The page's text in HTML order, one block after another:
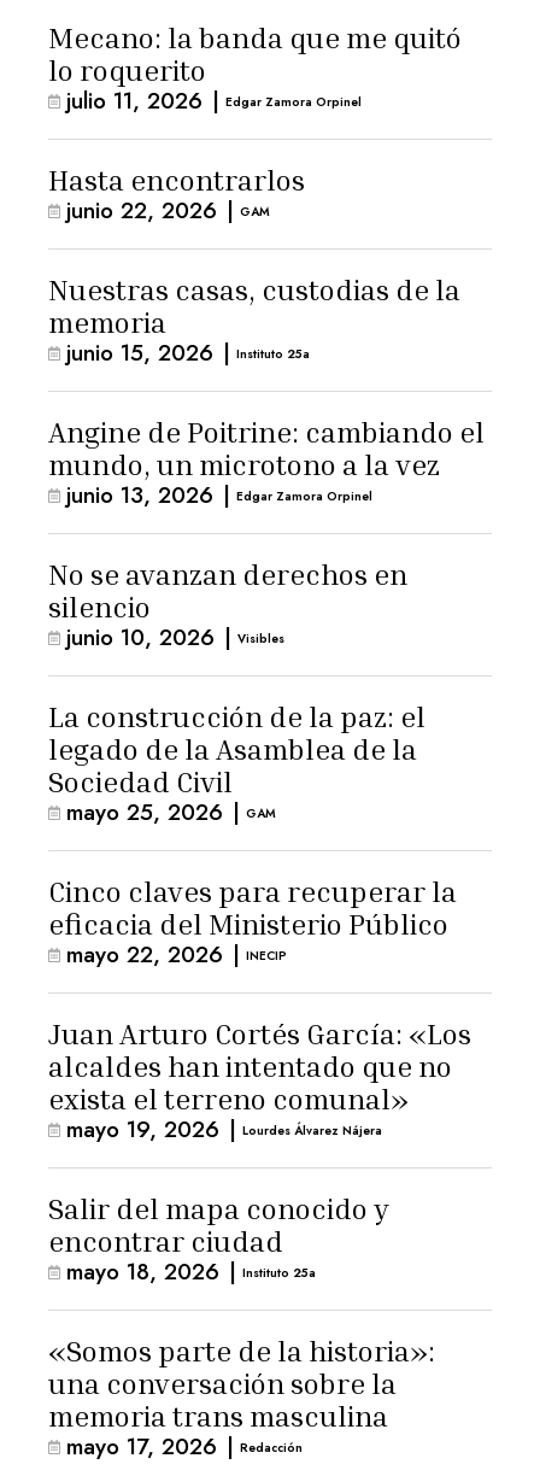
Mecano: la banda que me quitó
lo roquerito
julio 11, 2026 | Edgar Zamora Orpinel
Hasta encontrarlos
junio 22, 2026 | GAM
Nuestras casas, custodias de la
memoria
junio 15, 2026 | Instituto 25a
Angine de Poitrine: cambiando el
mundo, un microtono a la vez
junio 13, 2026 | Edgar Zamora Orpinel
No se avanzan derechos en
silencio
junio 10, 2026 | Visibles
La construcción de la paz: el
legado de la Asamblea de la
Sociedad Civil
mayo 25, 2026 | GAM
Cinco claves para recuperar la
eficacia del Ministerio Público
mayo 22, 2026 | INECIP
Juan Arturo Cortés García: «Los
alcaldes han intentado que no
exista el terreno comunal»
mayo 19, 2026 | Lourdes Álvarez Nájera
Salir del mapa conocido y
encontrar ciudad
mayo 18, 2026 | Instituto 25a
«Somos parte de la historia»:
una conversación sobre la
memoria trans masculina
mayo 17, 2026 | Redacción